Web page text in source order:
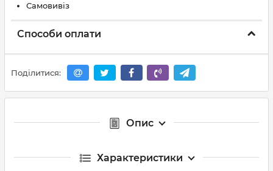
Самовивіз
Способи оплати
Поділитися:
Опис
Характеристики